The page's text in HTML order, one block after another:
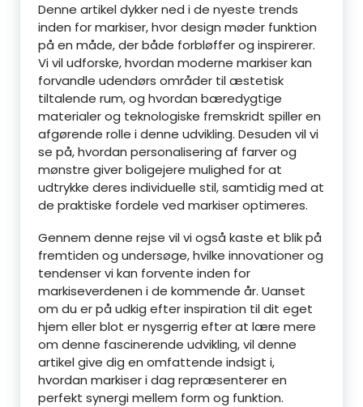
Denne artikel dykker ned i de nyeste trends
inden for markiser, hvor design møder funktion
på en måde, der både forbløffer og inspirerer.
Vi vil udforske, hvordan moderne markiser kan
forvandle udendørs områder til æstetisk
tiltalende rum, og hvordan bæredygtige
materialer og teknologiske fremskridt spiller en
afgørende rolle i denne udvikling. Desuden vil vi
se på, hvordan personalisering af farver og
mønstre giver boligejere mulighed for at
udtrykke deres individuelle stil, samtidig med at
de praktiske fordele ved markiser optimeres.
Gennem denne rejse vil vi også kaste et blik på
fremtiden og undersøge, hvilke innovationer og
tendenser vi kan forvente inden for
markiseverdenen i de kommende år. Uanset
om du er på udkig efter inspiration til dit eget
hjem eller blot er nysgerrig efter at lære mere
om denne fascinerende udvikling, vil denne
artikel give dig en omfattende indsigt i,
hvordan markiser i dag repræsenterer en
perfekt synergi mellem form og funktion.